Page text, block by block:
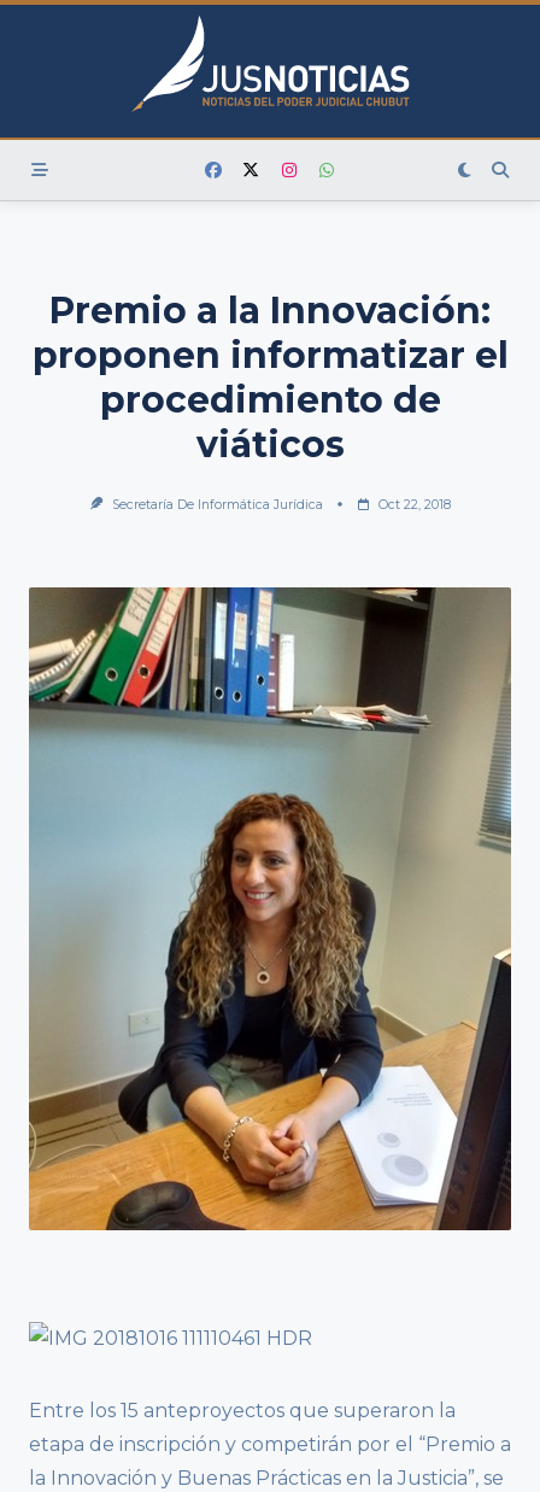
Skip
Premio a la Innovación:
proponen informatizar el
procedimiento de
viáticos
Secretaría De Informática Jurídica Oct 22, 2018
Entre los 15 anteproyectos que superaron la
etapa de inscripción y competirán por el “Premio a
la Innovación y Buenas Prácticas en la Justicia”, se